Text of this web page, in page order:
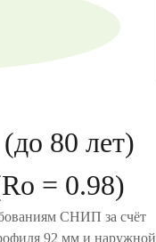
80 лет)
= 0.98)
СНИП за счёт
92 мм и наружной